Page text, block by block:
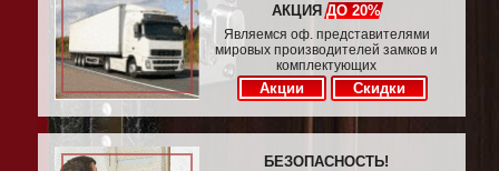
АКЦИЯДО 20%
Являемся оф. представителями
мировых производителей замков и
комплектующих
Акции Скидки
БЕЗОПАСНОСТЬ!